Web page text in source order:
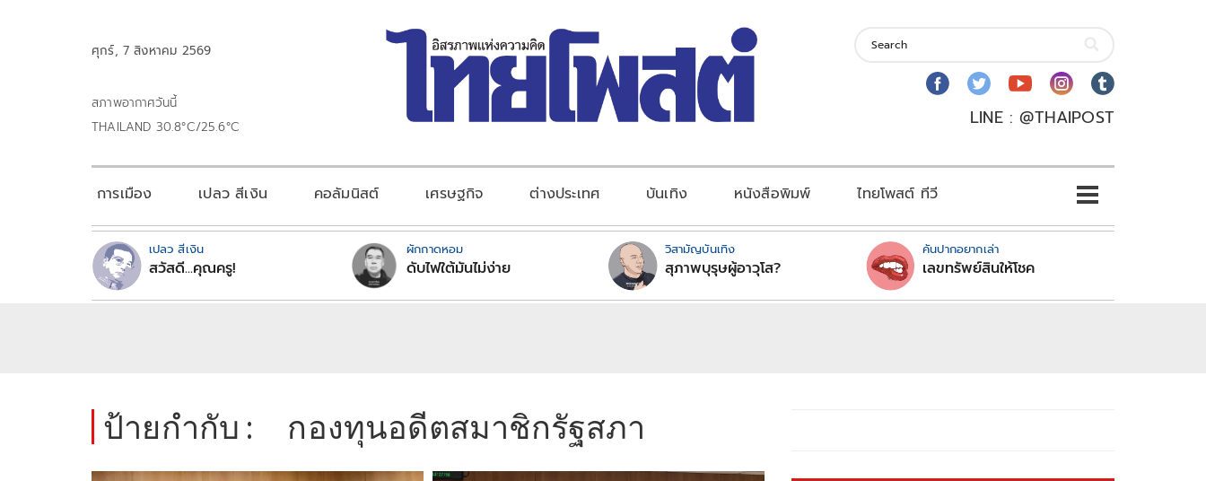
ศุกร์, 7 สิงหาคม 2569
สภาพอากาศวันนี้
THAILAND 30.8°C/25.6°C
LINE : @THAIPOST
การเมือง เปลว สีเงิน คอลัมนิสต์ เศรษฐกิจ ต่างประเทศ บันเทิง หนังสือพิมพ์ ไทยโพสต์ ทีวี
เปลว สีเงิน
สวัสดี...คุณครู!
ผักกาดหอม
ดับไฟใต้มันไม่ง่าย
วิสามัญบันเทิง
สุภาพบุรุษผู้อาวุโส?
คันปากอยากเล่า
เลขทรัพย์สินให้โชค
ป้ายกำกับ : กองทุนอดีตสมาชิกรัฐสภา